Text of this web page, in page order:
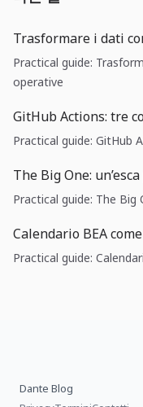
Trasformare i dati
Practical guide:
operative
GitHub Actions: tre
Practical guide: GitHub
The Big One:
Practical guide: The Big
Calendario BEA
Practical guide:
Dante Blog